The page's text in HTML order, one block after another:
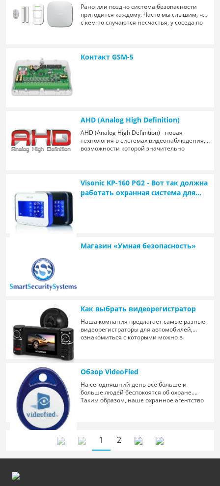
Рано или поздно система безопасности
пригодится каждому. Часто мы слышим, что
с кем-то случаются несчастья, у соседа по
произошло не с ним или не в его доме/
посёлке, и забывает о рисках. Но на самом
Контакт GSM-5
AHD (Analog High Definition)
AHD (Analog High Definition) - новая
технология в системах видеонаблюдения,
возможности которой значительно
Visonic KP-160 PG2 - Вот так должна
работать охранная система для
Магазин «Умная безопасность»
Как выбрать видеорегистратор
Наша компания предлагает самые разные
видеорегистраторы для автомобилей,
ознакомиться с которыми можно в
Обзор VideoFied
На сегодняшний день всё больше и
больше людей беспокоятся об охране.
Таким образом, наше охранное агентство
1 2